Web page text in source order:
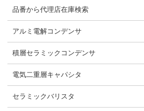
品番から代理店在庫検索
アルミ電解コンデンサ
積層セラミックコンデンサ
電気二重層キャパシタ
セラミックバリスタ